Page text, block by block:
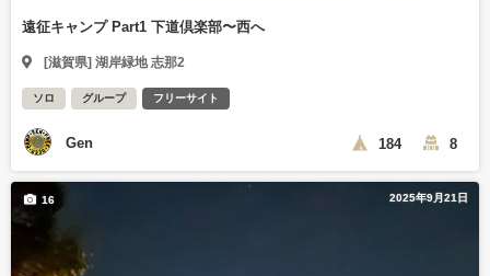
遠征キャンプ Part1 下道倶楽部〜西へ
[滋賀県] 湖岸緑地 志那2
ソロ グループ フリーサイト
Gen 184 8
2025年9月21日
16